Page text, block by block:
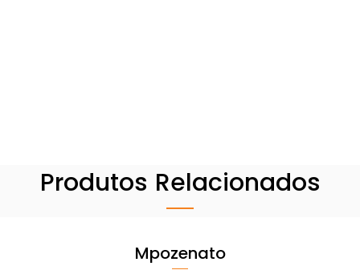
Produtos Relacionados
Mpozenato